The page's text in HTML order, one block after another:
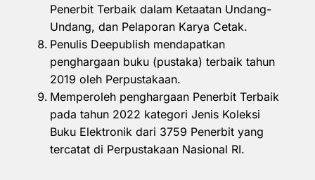
Penerbit Terbaik dalam Ketaatan Undang-
Undang, dan Pelaporan Karya Cetak.
Penulis Deepublish mendapatkan
penghargaan buku (pustaka) terbaik tahun
2019 oleh Perpustakaan.
Memperoleh penghargaan Penerbit Terbaik
pada tahun 2022 kategori Jenis Koleksi
Buku Elektronik dari 3759 Penerbit yang
tercatat di Perpustakaan Nasional RI.